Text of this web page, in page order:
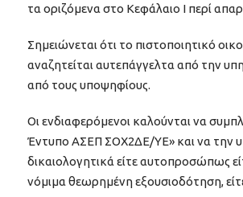
τα οριζόμενα στο Κεφάλαιο Ι περί
Σημειώνεται ότι το πιστοποιητικό
αναζητείται αυτεπάγγελτα από την
από τους υποψηφίους.
Οι ενδιαφερόμενοι καλούνται να
Έντυπο ΑΣΕΠ ΣΟΧ2ΔΕ/ΥΕ» και να την
δικαιολογητικά είτε αυτοπροσώπως
νόμιμα θεωρημένη εξουσιοδότηση,